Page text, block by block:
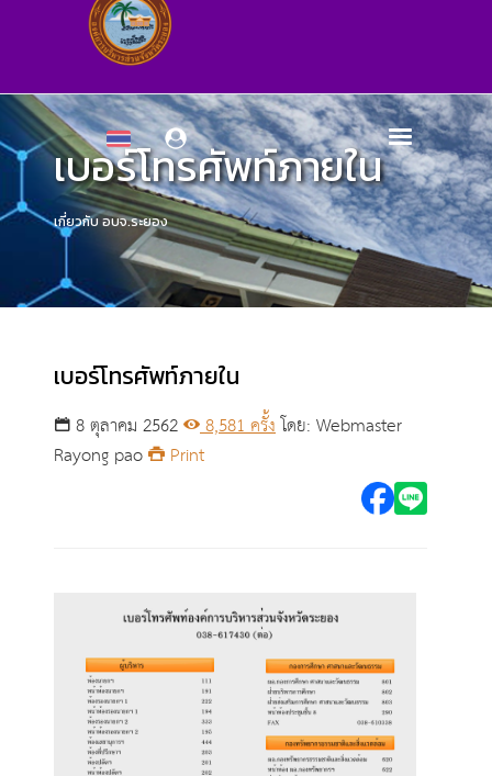
เบอร์โทรศัพท์ภายใน
เกี่ยวกับ อบจ.ระยอง
เบอร์โทรศัพท์ภายใน
8 ตุลาคม 2562 8,581 ครั้งโดย: Webmaster
Rayong pao
Print